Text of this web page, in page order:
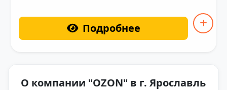
Подробнее
О компании "OZON" в г. Ярославль